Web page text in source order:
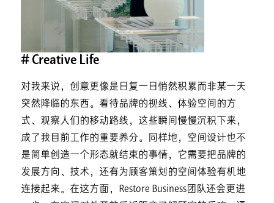
# Creative Life
对我来说，创意更像是日复一日悄然积累而非某一天
突然降临的东西。看待品牌的视线、体验空间的方
式、观察人们的移动路线，这些瞬间慢慢沉积下来，
成了我目前工作的重要养分。同样地，空间设计也不
是简单创造一个形态就结束的事情，它需要把品牌的
发展方向、技术，还有为顾客策划的空间体验有机地
连接起来。在这方面，Restore Business团队还会更进